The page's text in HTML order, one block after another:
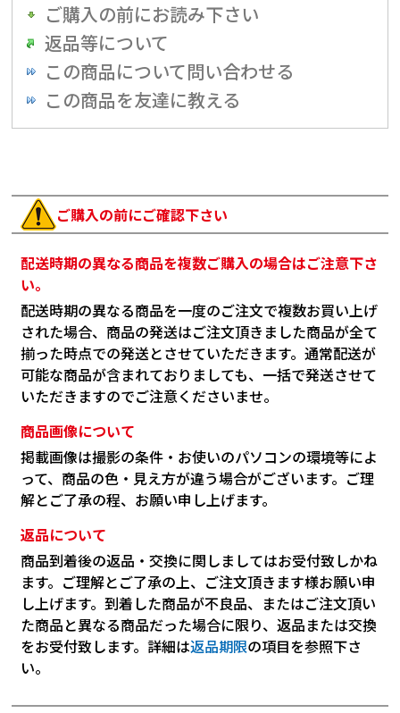
ご購入の前にお読み下さい
返品等について
この商品について問い合わせる
この商品を友達に教える
ご購入の前にご確認下さい
配送時期の異なる商品を複数ご購入の場合はご注意下さ
い。
配送時期の異なる商品を一度のご注文で複数お買い上げ
された場合、商品の発送はご注文頂きました商品が全て
揃った時点での発送とさせていただきます。通常配送が
可能な商品が含まれておりましても、一括で発送させて
いただきますのでご注意くださいませ。
商品画像について
掲載画像は撮影の条件・お使いのパソコンの環境等によ
って、商品の色・見え方が違う場合がございます。ご理
解とご了承の程、お願い申し上げます。
返品について
商品到着後の返品・交換に関しましてはお受付致しかね
ます。ご理解とご了承の上、ご注文頂きます様お願い申
し上げます。到着した商品が不良品、またはご注文頂い
た商品と異なる商品だった場合に限り、返品または交換
をお受付致します。詳細は返品期限の項目を参照下さ
い。